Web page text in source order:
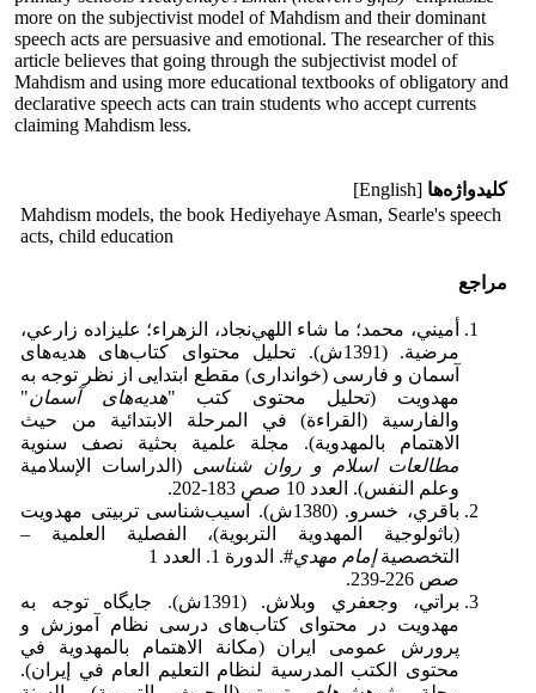
more on the subjectivist model of Mahdism and their dominant
speech acts are persuasive and emotional. The researcher of this
article believes that going through the subjectivist model of
Mahdism and using more educational textbooks of obligatory and
declarative speech acts can train students who accept currents
claiming Mahdism less.
کلیدواژه‌ها [English]
Mahdism models, the book Hediyehaye Asman, Searle's speech
acts, child education
مراجع
أميني، محمد؛ ما شاء اللهي‌نجاد، الزهراء؛ عليزاده زارعي،
مرضية. (1391ش). تحلیل محتوای کتاب‌های هدیه‌های
آسمان و فارسی (خوانداری) مقطع ابتدایی از نظر توجه به
مهدویت
(تحليل محتوى كتب "هدیه‌های آسمان"
والفارسية (القراءة) في المرحلة الابتدائية من حيث
الاهتمام بالمهدوية). مجلة علمية بحثية نصف سنوية
مطالعات اسلام و روان شناسی (الدراسات الإسلامية
وعلم النفس). العدد 10 صص 183-202.
باقري، خسرو. (1380ش). آسیب‌شناسی تربیتی مهدویت
(باثولوجية المهدوية التربوية)، الفصلية العلمية –
التخصصيةإمام مهدي#. الدورة 1. العدد 1
صص 226-239.
براتي، وجعفري وبلاش. (1391ش). جایگاه توجه به
مهدویت در محتوای کتاب‌های درسی نظام آموزش و
پرورش عمومی ایران
(مكانة الاهتمام بالمهدوية في
محتوى الكتب المدرسية لنظام التعليم العام في إيران).